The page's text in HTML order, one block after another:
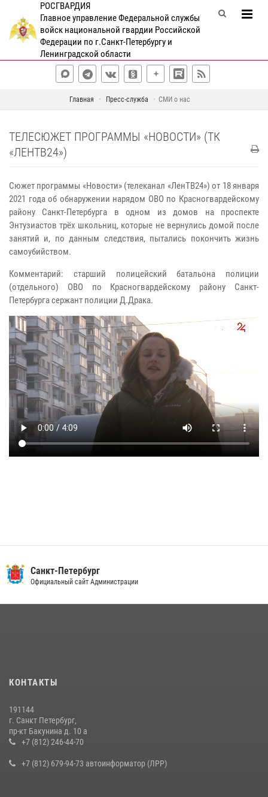
РОСГВАРДИЯ
Главное управление Федеральной службы
войск национальной гвардии Российской
Федерации по г.Санкт-Петербургу и
Ленинградской области
Главная Пресс-служба СМИ о нас
ТЕЛЕСЮЖЕТ ПРОГРАММЫ «НОВОСТИ» (ТК
«ЛЕНТВ24»)
Сюжет программы «Новости» (телеканал «ЛенТВ24») от 18 января
2021 года об обнаружении нарядом ОВО по Красногвардейскому
району Санкт-Петербурга в одном из домов на проспекте
Энтузиастов трёх школьниц, которые не вернулись домой после
занятий и, по данным следствия, пытались покончить жизнь
самоубийством.
Комментарий: старший полицейский батальона полиции
(отдельного) ОВО по Красногвардейскому району Санкт-
Петербурга сержант полиции Д.Драка.
Санкт-Петербург
Официальный сайт Администрации
КОНТАКТЫ
191144
г. Санкт Петербург,
пр-кт Бакунина д. 10 а
+7 (812) 246-44-70
+7 (812) 679-94-73 автоинформатор (ЛРР)